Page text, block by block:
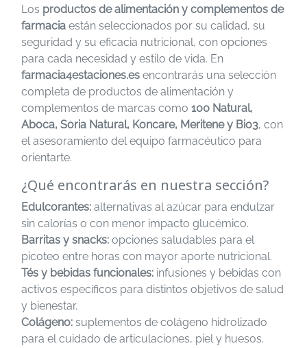
Los productos de alimentación y complementos de
farmacia están seleccionados por su calidad, su
seguridad y su eficacia nutricional, con opciones
para cada necesidad y estilo de vida. En
farmacia4estaciones.es encontrarás una selección
completa de productos de alimentación y
complementos de marcas como 100 Natural,
Aboca, Soria Natural, Koncare, Meritene y Bio3, con
el asesoramiento del equipo farmacéutico para
orientarte.
¿Qué encontrarás en nuestra sección?
Edulcorantes: alternativas al azúcar para endulzar
sin calorías o con menor impacto glucémico.
Barritas y snacks: opciones saludables para el
picoteo entre horas con mayor aporte nutricional.
Tés y bebidas funcionales: infusiones y bebidas con
activos específicos para distintos objetivos de salud
y bienestar.
Colágeno: suplementos de colágeno hidrolizado
para el cuidado de articulaciones, piel y huesos.